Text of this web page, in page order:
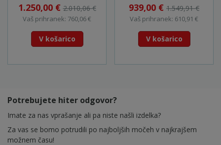
1.250,00 €2.010,06 €
Vaš prihranek: 760,06 €
V košarico
939,00 € 1.549,91 €
Vaš prihranek: 610,91 €
V košarico
Potrebujete hiter odgovor?
Imate za nas vprašanje ali pa niste našli izdelka?
Za vas se bomo potrudili po najboljših močeh v najkrajšem
možnem času!